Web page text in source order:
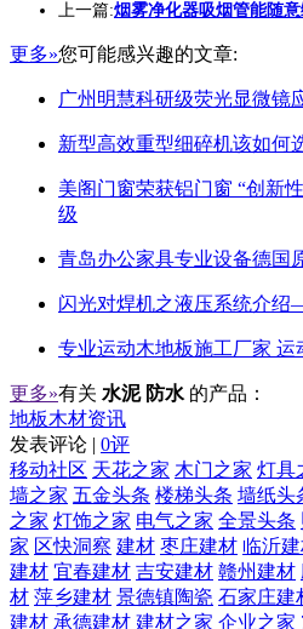
上一篇:烟雾净化器吸烟管能随
更多»您可能感兴趣的文章:
广州明慧科研级荧光显微镜
新型高效重型细碎机该如何
美阁门窗荣获铝门窗 “创新
级
青岛办公家具专业设备德国
闪光对焊机之液压系统介绍
专业运动木地板施工厂家 运
更多»有关 水泥 防水 的产品：
地板木材资讯
发表评论 | 0评
移动社区 天花之家 木门之家 灯具
墙之家 五金头条 楼梯头条 墙纸头
之家 灯饰之家 电气之家 全景头条
家 区快洞察 建材 枣庄建材 临沂
建材 宜春建材 吉安建材 赣州建材
材 萍乡建材 景德镇陶瓷 石家庄建
建材 承德建材 建材之家 企业之家